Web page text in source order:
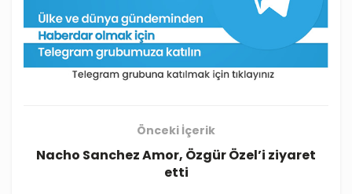
Önceki İçerik
Nacho Sanchez Amor, Özgür Özel’i ziyaret
etti